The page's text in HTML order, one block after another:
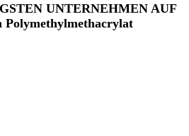
UNTERNEHMEN AUF
Polymethylmethacrylat